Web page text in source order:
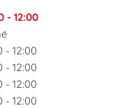
- 12:00
- 12:00
- 12:00
- 12:00
- 12:00